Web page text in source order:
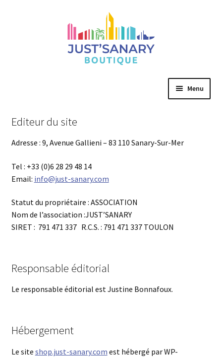
Menu
Mon compte
Editeur du site
Adresse : 9, Avenue Gallieni – 83 110 Sanary-Sur-Mer
Tel : +33 (0)6 28 29 48 14
Email: info@just-sanary.com
Statut du propriétaire : ASSOCIATION
Nom de l’association :JUST’SANARY
SIRET : 791 471 337 R.C.S. : 791 471 337 TOULON
Responsable éditorial
Le responsable éditorial est Justine Bonnafoux.
Hébergement
Le site shop.just-sanary.com est hébergé par WP-